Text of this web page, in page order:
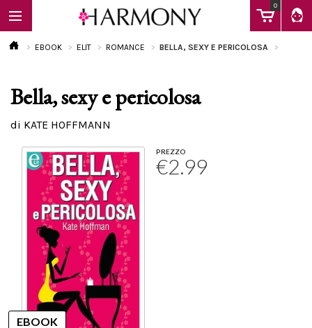
0
EBOOK
Calendario
EBOOK ELIT ROMANCE BELLA, SEXY E PERICOLOSA
Bella, sexy e pericolosa
di KATE HOFFMANN
PREZZO
€2.99